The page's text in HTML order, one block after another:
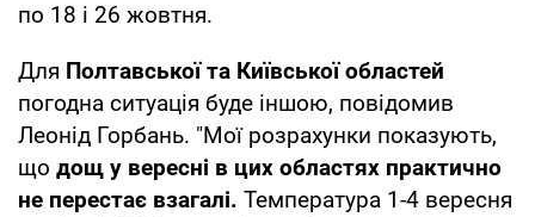
по 18 і 26 жовтня.
Для Полтавської та Київської областей
погодна ситуація буде іншою, повідомив
Леонід Горбань. "Мої розрахунки показують,
що дощ у вересні в цих областях практично
не перестає взагалі. Температура 1-4 вересня